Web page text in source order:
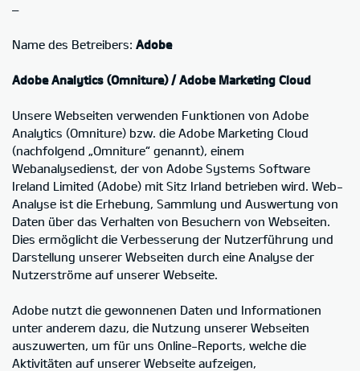
–
Name des Betreibers: Adobe
Adobe Analytics (Omniture) / Adobe Marketing Cloud
Unsere Webseiten verwenden Funktionen von Adobe
Analytics (Omniture) bzw. die Adobe Marketing Cloud
(nachfolgend „Omniture“ genannt), einem
Webanalysedienst, der von Adobe Systems Software
Ireland Limited (Adobe) mit Sitz Irland betrieben wird. Web-
Analyse ist die Erhebung, Sammlung und Auswertung von
Daten über das Verhalten von Besuchern von Webseiten.
Dies ermöglicht die Verbesserung der Nutzerführung und
Darstellung unserer Webseiten durch eine Analyse der
Nutzerströme auf unserer Webseite.
Adobe nutzt die gewonnenen Daten und Informationen
unter anderem dazu, die Nutzung unserer Webseiten
auszuwerten, um für uns Online-Reports, welche die
Aktivitäten auf unserer Webseite aufzeigen,